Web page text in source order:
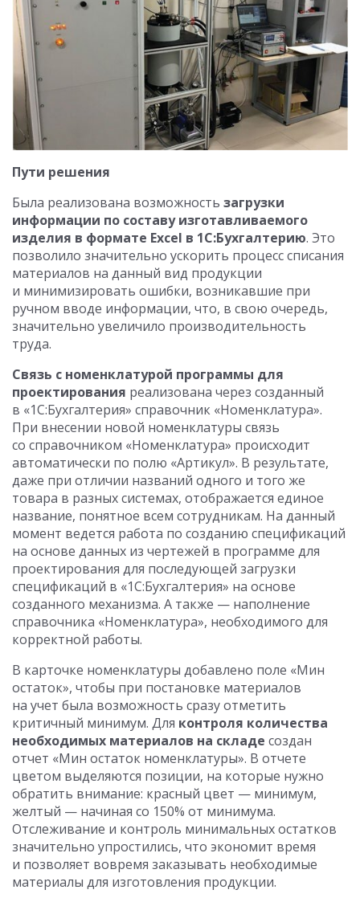
Пути решения
Была реализована возможность загрузки
информации по составу изготавливаемого
изделия в формате Excel в 1С:Бухгалтерию. Это
позволило значительно ускорить процесс списания
материалов на данный вид продукции
и минимизировать ошибки, возникавшие при
ручном вводе информации, что, в свою очередь,
значительно увеличило производительность
труда.
Связь с номенклатурой программы для
проектирования реализована через созданный
в «1С:Бухгалтерия» справочник «Номенклатура».
При внесении новой номенклатуры связь
со справочником «Номенклатура» происходит
автоматически по полю «Артикул». В результате,
даже при отличии названий одного и того же
товара в разных системах, отображается единое
название, понятное всем сотрудникам. На данный
момент ведется работа по созданию спецификаций
на основе данных из чертежей в программе для
проектирования для последующей загрузки
спецификаций в «1С:Бухгалтерия» на основе
созданного механизма. А также — наполнение
справочника «Номенклатура», необходимого для
корректной работы.
В карточке номенклатуры добавлено поле «Мин
остаток», чтобы при постановке материалов
на учет была возможность сразу отметить
критичный минимум. Для контроля количества
необходимых материалов на складе создан
отчет «Мин остаток номенклатуры». В отчете
цветом выделяются позиции, на которые нужно
обратить внимание: красный цвет — минимум,
желтый — начиная со 150% от минимума.
Отслеживание и контроль минимальных остатков
значительно упростились, что экономит время
и позволяет вовремя заказывать необходимые
материалы для изготовления продукции.